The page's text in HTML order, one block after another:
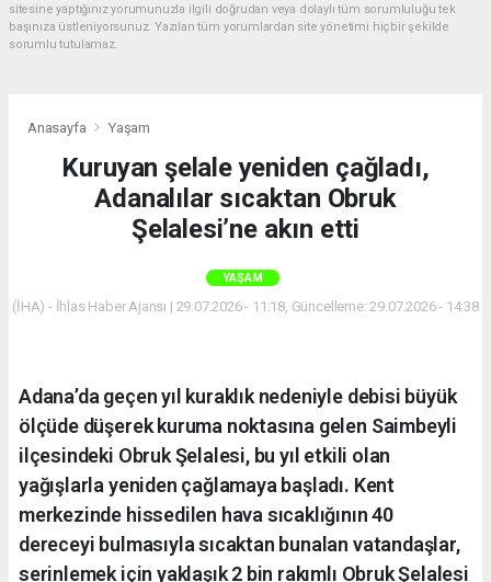
sitesine yaptığınız yorumunuzla ilgili doğrudan veya dolaylı tüm sorumluluğu tek
başınıza üstleniyorsunuz. Yazılan tüm yorumlardan site yönetimi hiçbir şekilde
sorumlu tutulamaz.
Anasayfa Yaşam
Kuruyan şelale yeniden çağladı,
Adanalılar sıcaktan Obruk
Şelalesi’ne akın etti
YAŞAM
(İHA) - İhlas Haber Ajansı | 29.07.2026 - 11:18, Güncelleme: 29.07.2026 - 14:38
Adana’da geçen yıl kuraklık nedeniyle debisi büyük
ölçüde düşerek kuruma noktasına gelen Saimbeyli
ilçesindeki Obruk Şelalesi, bu yıl etkili olan
yağışlarla yeniden çağlamaya başladı. Kent
merkezinde hissedilen hava sıcaklığının 40
dereceyi bulmasıyla sıcaktan bunalan vatandaşlar,
serinlemek için yaklaşık 2 bin rakımlı Obruk Şelalesi